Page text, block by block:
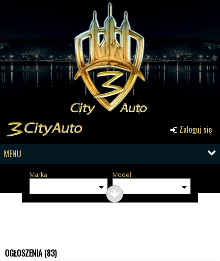
Zaloguj się
MENU
Marka Model
OGŁOSZENIA (83)